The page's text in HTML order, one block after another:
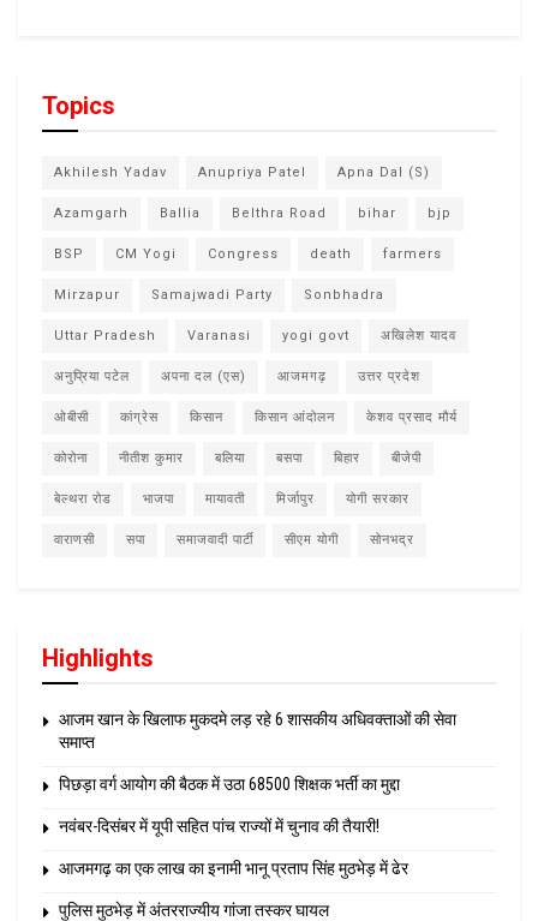
Topics
Akhilesh Yadav Anupriya Patel Apna Dal (S)
Azamgarh Ballia Belthra Road bihar bjp
BSP CM Yogi Congress death farmers
Mirzapur Samajwadi Party Sonbhadra
Uttar Pradesh Varanasi yogi govt अखिलेश यादव
अनुप्रिया पटेल अपना दल (एस) आजमगढ़ उत्तर प्रदेश
ओबीसी कांग्रेस किसान किसान आंदोलन केशव प्रसाद मौर्य
कोरोना नीतीश कुमार बलिया बसपा बिहार बीजेपी
बेल्थरा रोड भाजपा मायावती मिर्जापुर योगी सरकार
वाराणसी सपा समाजवादी पार्टी सीएम योगी सोनभद्र
Highlights
आजम खान के खिलाफ मुकदमे लड़ रहे 6 शासकीय अधिवक्ताओं की सेवा
समाप्त
पिछड़ा वर्ग आयोग की बैठक में उठा 68500 शिक्षक भर्ती का मुद्दा
नवंबर-दिसंबर में यूपी सहित पांच राज्यों में चुनाव की तैयारी!
आजमगढ़ का एक लाख का इनामी भानू प्रताप सिंह मुठभेड़ में ढेर
पुलिस मुठभेड़ में अंतरराज्यीय गांजा तस्कर घायल